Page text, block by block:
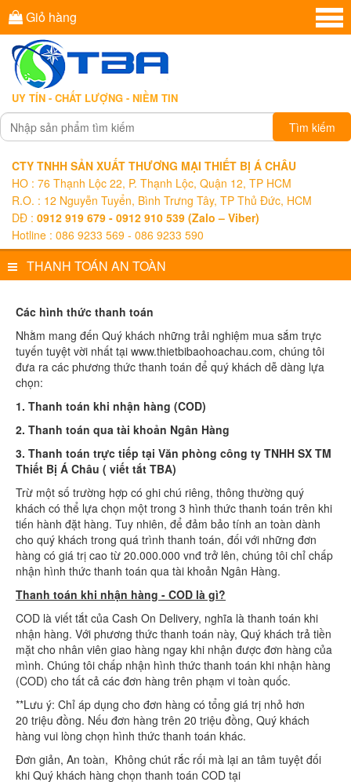
Giỏ hàng
UY TÍN - CHẤT LƯỢNG - NIỀM TIN
Tìm kiếm
CTY TNHH SẢN XUẤT THƯƠNG MẠI THIẾT BỊ Á CHÂU
HO : 76 Thạnh Lộc 22, P. Thạnh Lộc, Quận 12, TP HCM
R.O. : 12 Nguyễn Tuyển, Bình Trưng Tây, TP Thủ Đức, HCM
DĐ : 0912 919 679 - 0912 910 539 (Zalo – Viber)
Hotline : 086 9233 569 - 086 9233 590
THANH TOÁN AN TOÀN
Các hình thức thanh toán
Nhằm mang đến Quý khách những trải nghiệm mua sắm trực
tuyến tuyệt vời nhất tại www.thietbibaohoachau.com, chúng tôi
đưa ra các phương thức thanh toán để quý khách dễ dàng lựa
chọn:
1. Thanh toán khi nhận hàng (COD)
2. Thanh toán qua tài khoản Ngân Hàng
3. Thanh toán trực tiếp tại Văn phòng công ty TNHH SX TM
Thiết Bị Á Châu ( viết tắt TBA)
Trừ một số trường hợp có ghi chú riêng, thông thường quý
khách có thể lựa chọn một trong 3 hình thức thanh toán trên khi
tiến hành đặt hàng. Tuy nhiên, để đảm bảo tính an toàn dành
cho quý khách trong quá trình thanh toán, đối với những đơn
hàng có giá trị cao từ 20.000.000 vnđ trở lên, chúng tôi chỉ chấp
nhận hình thức thanh toán qua tài khoản Ngân Hàng.
Thanh toán khi nhận hàng - COD là gì?
COD là viết tắt của Cash On Delivery, nghĩa là thanh toán khi
nhận hàng. Với phương thức thanh toán này, Quý khách trả tiền
mặt cho nhân viên giao hàng ngay khi nhận được đơn hàng của
mình. Chúng tôi chấp nhận hình thức thanh toán khi nhận hàng
(COD) cho tất cả các đơn hàng trên phạm vi toàn quốc.
**Lưu ý: Chỉ áp dụng cho đơn hàng có tổng giá trị nhỏ hơn
20 triệu đồng. Nếu đơn hàng trên 20 triệu đồng, Quý khách
hàng vui lòng chọn hình thức thanh toán khác.
Đơn giản, An toàn, Không chút rắc rối mà lại an tâm tuyệt đối
khi Quý khách hàng chọn thanh toán COD tại